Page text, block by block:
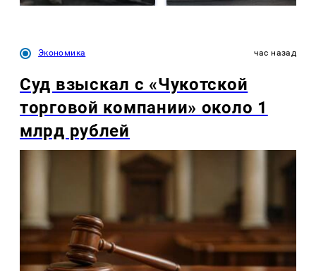
Экономика час назад
Суд взыскал с «Чукотской
торговой компании» около 1
млрд рублей